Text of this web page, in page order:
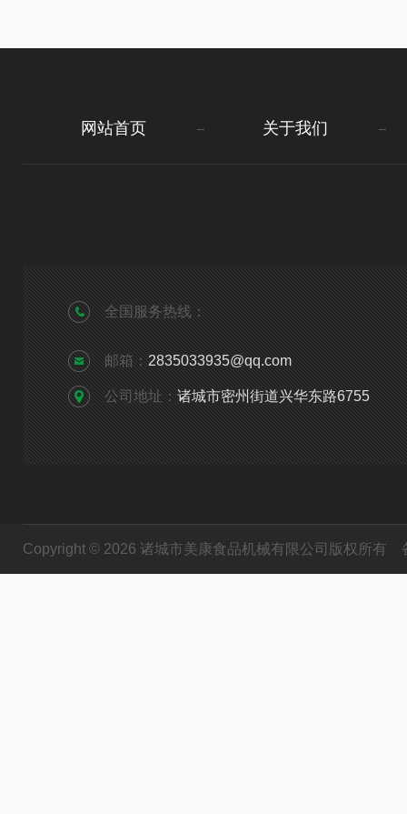
网站首页 关于我们
全国服务热线：
邮箱： 2835033935@qq.com
公司地址： 诸城市密州街道兴华东路6755
Copyright © 2026 诸城市美康食品机械有限公司版权所有